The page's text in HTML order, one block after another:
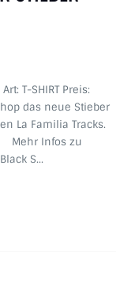
T-SHIRT Preis:
das neue Stieber
La Familia Tracks.
Mehr Infos zu
Black S…